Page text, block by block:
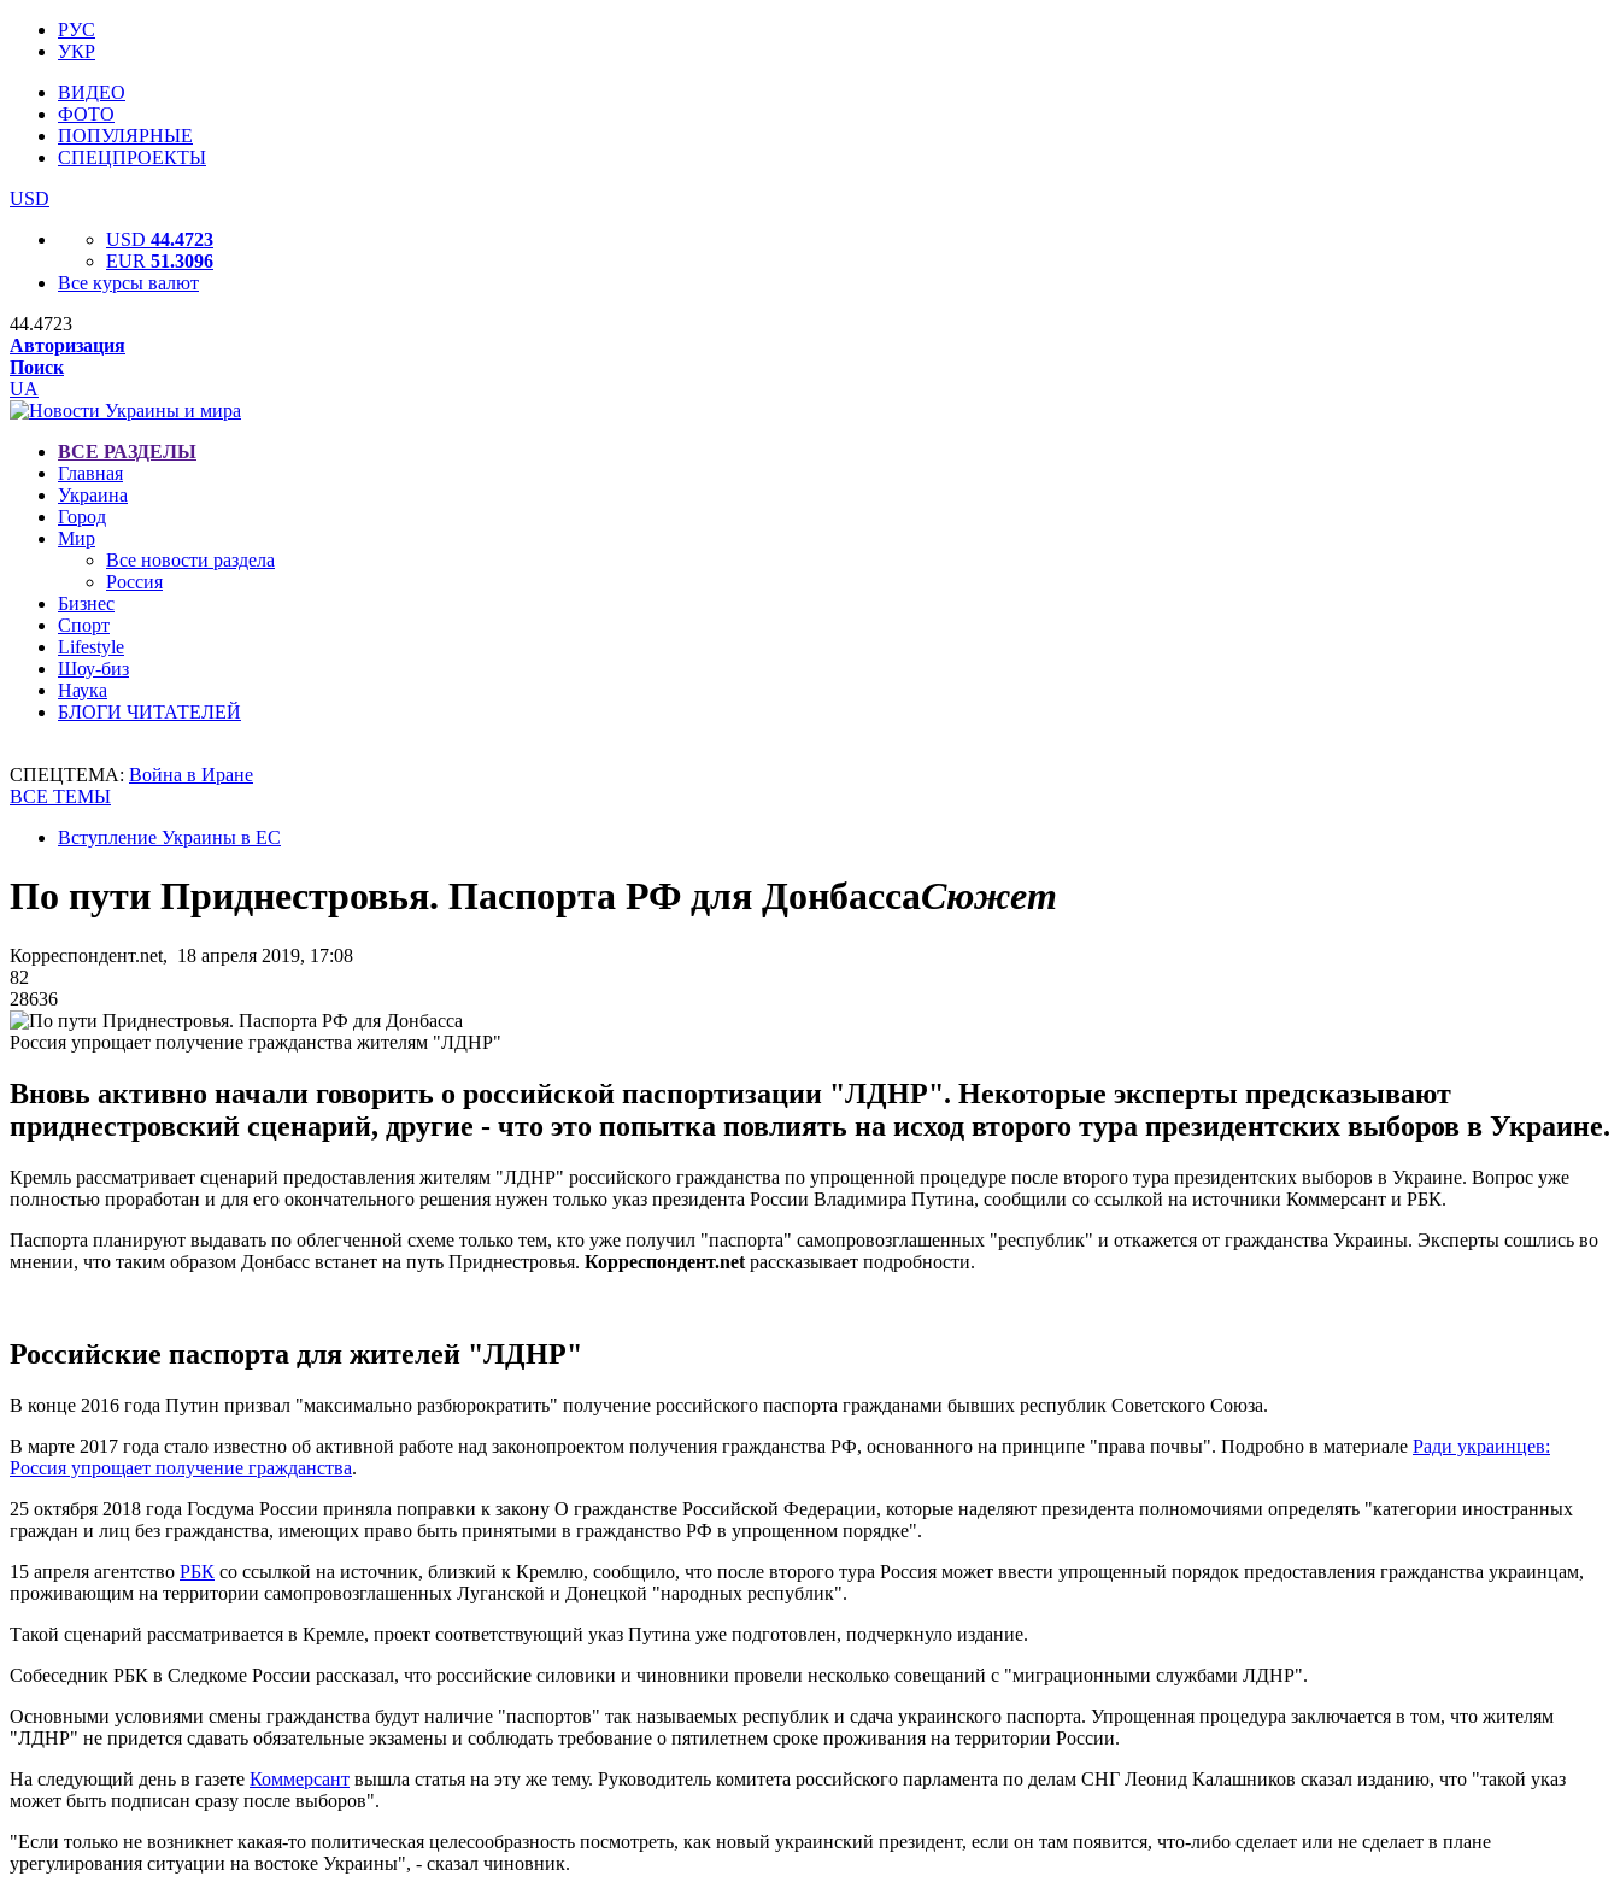
РУС
УКР
ВИДЕО
ФОТО
ПОПУЛЯРНЫЕ
СПЕЦПРОЕКТЫ
USD
USD 44.4723
EUR 51.3096
Все курсы валют
44.4723
Авторизация
Поиск
UA
ВСЕ РАЗДЕЛЫ
Главная
Украина
Город
Мир
Все новости раздела
Россия
Бизнес
Спорт
Lifestyle
Шоу-биз
Наука
БЛОГИ ЧИТАТЕЛЕЙ
СПЕЦТЕМА: Война в Иране
ВСЕ ТЕМЫ
Вступление Украины в ЕС
По пути Приднестровья. Паспорта РФ для ДонбассаСюжет
Корреспондент.net, 18 апреля 2019, 17:08
82
28636
Россия упрощает получение гражданства жителям "ЛДНР"
Вновь активно начали говорить о российской паспортизации "ЛДНР". Некоторые эксперты предсказывают
приднестровский сценарий, другие - что это попытка повлиять на исход второго тура президентских выборов в Украине.
Кремль рассматривает сценарий предоставления жителям "ЛДНР" российского гражданства по упрощенной процедуре после второго тура президентских выборов в Украине. Вопрос уже
полностью проработан и для его окончательного решения нужен только указ президента России Владимира Путина, сообщили со ссылкой на источники Коммерсант и РБК.
Паспорта планируют выдавать по облегченной схеме только тем, кто уже получил "паспорта" самопровозглашенных "республик" и откажется от гражданства Украины. Эксперты сошлись во
мнении, что таким образом Донбасс встанет на путь Приднестровья. Корреспондент.net рассказывает подробности.
Российские паспорта для жителей "ЛДНР"
В конце 2016 года Путин призвал "максимально разбюрократить" получение российского паспорта гражданами бывших республик Советского Союза.
В марте 2017 года стало известно об активной работе над законопроектом получения гражданства РФ, основанного на принципе "права почвы". Подробно в материале Ради украинцев:
Россия упрощает получение гражданства.
25 октября 2018 года Госдума России приняла поправки к закону О гражданстве Российской Федерации, которые наделяют президента полномочиями определять "категории иностранных
граждан и лиц без гражданства, имеющих право быть принятыми в гражданство РФ в упрощенном порядке".
15 апреля агентство РБК со ссылкой на источник, близкий к Кремлю, сообщило, что после второго тура Россия может ввести упрощенный порядок предоставления гражданства украинцам,
проживающим на территории самопровозглашенных Луганской и Донецкой "народных республик".
Такой сценарий рассматривается в Кремле, проект соответствующий указ Путина уже подготовлен, подчеркнуло издание.
Собеседник РБК в Следкоме России рассказал, что российские силовики и чиновники провели несколько совещаний с "миграционными службами ЛДНР".
Основными условиями смены гражданства будут наличие "паспортов" так называемых республик и сдача украинского паспорта. Упрощенная процедура заключается в том, что жителям
"ЛДНР" не придется сдавать обязательные экзамены и соблюдать требование о пятилетнем сроке проживания на территории России.
На следующий день в газете Коммерсант вышла статья на эту же тему. Руководитель комитета российского парламента по делам СНГ Леонид Калашников сказал изданию, что "такой указ
может быть подписан сразу после выборов".
"Если только не возникнет какая-то политическая целесообразность посмотреть, как новый украинский президент, если он там появится, что-либо сделает или не сделает в плане
урегулирования ситуации на востоке Украины", - сказал чиновник.